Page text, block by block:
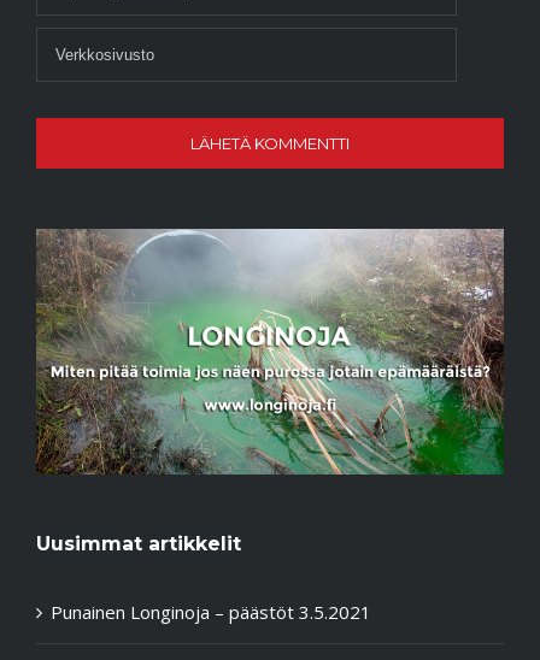
Uusimmat artikkelit
Punainen Longinoja – päästöt 3.5.2021